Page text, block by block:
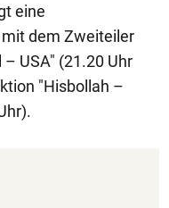
eine
dem Zweiteiler
USA" (21.20 Uhr
"Hisbollah –